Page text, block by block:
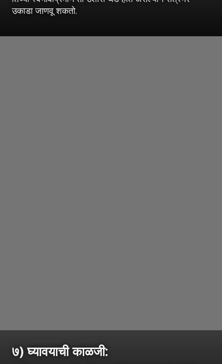
उकाडा जाणवू शकतो.
७) घ्यावयाची काळजी: